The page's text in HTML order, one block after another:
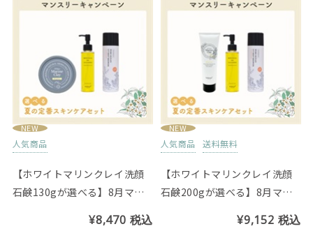
NEW
人気商品
【ホワイトマリンクレイ洗顔
石鹸130gが選べる】8月マン
¥8,470 税込
NEW
人気商品 送料無料
【ホワイトマリンクレイ洗顔
石鹸200gが選べる】8月マン
¥9,152 税込